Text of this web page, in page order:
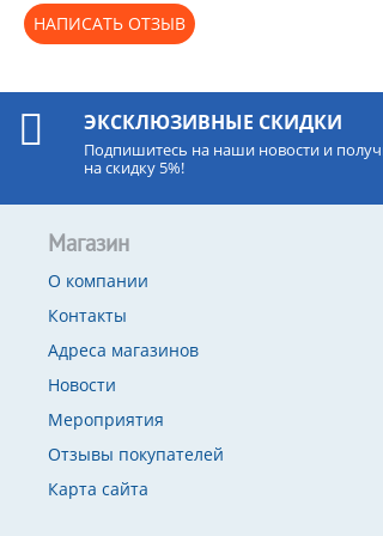
НАПИСАТЬ ОТЗЫВ
ЭКСКЛЮЗИВНЫЕ СКИДКИ
Подпишитесь на наши новости и
на скидку 5%!
Магазин
О компании
Контакты
Адреса магазинов
Новости
Мероприятия
Отзывы покупателей
Карта сайта